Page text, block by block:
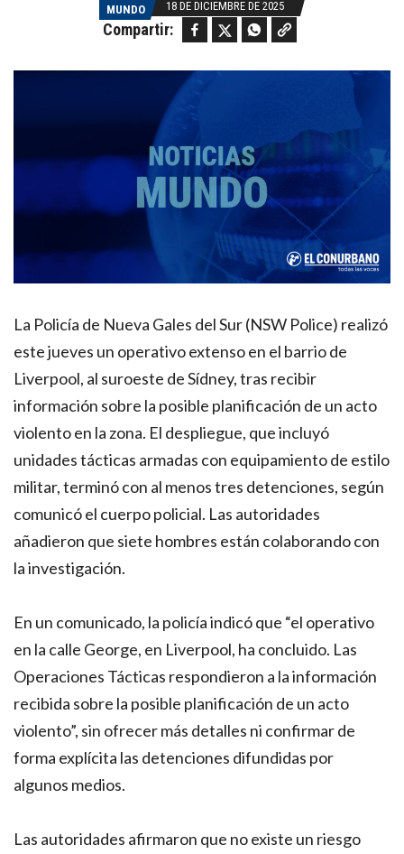
MUNDO 18 DE DICIEMBRE DE 2025
Compartir: Facebook Twitter WhatsApp Copy link
La Policía de Nueva Gales del Sur (NSW Police) realizó
este jueves un operativo extenso en el barrio de
Liverpool, al suroeste de Sídney, tras recibir
información sobre la posible planificación de un acto
violento en la zona. El despliegue, que incluyó
unidades tácticas armadas con equipamiento de estilo
militar, terminó con al menos tres detenciones, según
comunicó el cuerpo policial. Las autoridades
añadieron que siete hombres están colaborando con
la investigación.
En un comunicado, la policía indicó que “el operativo
en la calle George, en Liverpool, ha concluido. Las
Operaciones Tácticas respondieron a la información
recibida sobre la posible planificación de un acto
violento”, sin ofrecer más detalles ni confirmar de
forma explícita las detenciones difundidas por
algunos medios.
Las autoridades afirmaron que no existe un riesgo